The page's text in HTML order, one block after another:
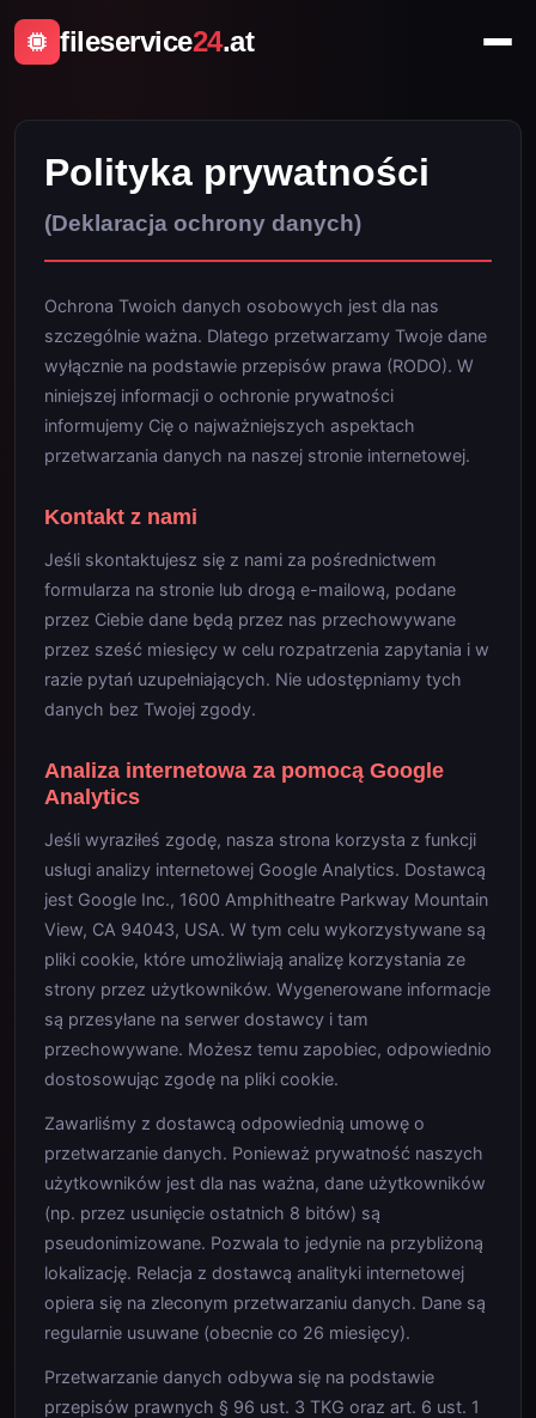
fileservice24.at
Polityka prywatności
(Deklaracja ochrony danych)
Ochrona Twoich danych osobowych jest dla nas
szczególnie ważna. Dlatego przetwarzamy Twoje dane
wyłącznie na podstawie przepisów prawa (RODO). W
niniejszej informacji o ochronie prywatności
informujemy Cię o najważniejszych aspektach
przetwarzania danych na naszej stronie internetowej.
Kontakt z nami
Jeśli skontaktujesz się z nami za pośrednictwem
formularza na stronie lub drogą e-mailową, podane
przez Ciebie dane będą przez nas przechowywane
przez sześć miesięcy w celu rozpatrzenia zapytania i w
razie pytań uzupełniających. Nie udostępniamy tych
danych bez Twojej zgody.
Analiza internetowa za pomocą Google
Analytics
Jeśli wyraziłeś zgodę, nasza strona korzysta z funkcji
usługi analizy internetowej Google Analytics. Dostawcą
jest Google Inc., 1600 Amphitheatre Parkway Mountain
View, CA 94043, USA. W tym celu wykorzystywane są
pliki cookie, które umożliwiają analizę korzystania ze
strony przez użytkowników. Wygenerowane informacje
są przesyłane na serwer dostawcy i tam
przechowywane. Możesz temu zapobiec, odpowiednio
dostosowując zgodę na pliki cookie.
Zawarliśmy z dostawcą odpowiednią umowę o
przetwarzanie danych. Ponieważ prywatność naszych
użytkowników jest dla nas ważna, dane użytkowników
(np. przez usunięcie ostatnich 8 bitów) są
pseudonimizowane. Pozwala to jedynie na przybliżoną
lokalizację. Relacja z dostawcą analityki internetowej
opiera się na zleconym przetwarzaniu danych. Dane są
regularnie usuwane (obecnie co 26 miesięcy).
Przetwarzanie danych odbywa się na podstawie
przepisów prawnych § 96 ust. 3 TKG oraz art. 6 ust. 1